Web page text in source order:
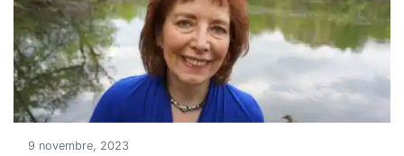
9 novembre, 2023